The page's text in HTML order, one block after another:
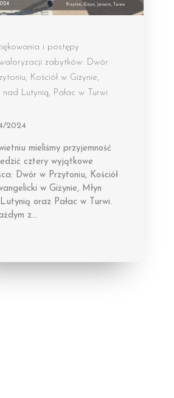
i postępy
zabytków: Dwór
Kościół w Giżynie,
nad Lutynią, Pałac w Turwi
2024
mieliśmy przyjemność
cztery wyjątkowe
Dwór w Przytoniu, Kościół
w Giżynie, Młyn
oraz Pałac w Turwi.
z…